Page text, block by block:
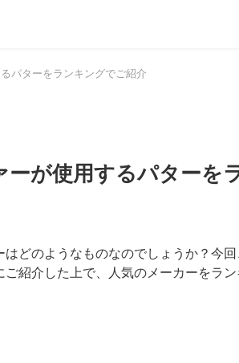
パターをランキングでご紹介
ーが使用するパターを
どのようなものなのでしょうか？今
紹介した上で、人気のメーカーをラン